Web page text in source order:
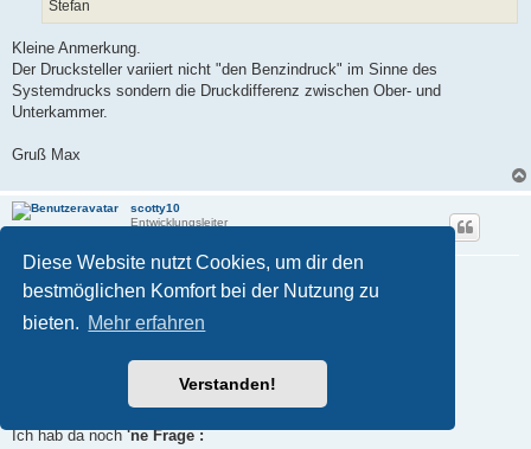
Diese Website nutzt Cookies, um dir den
bestmöglichen Komfort bei der Nutzung zu
bieten. Mehr erfahren
Verstanden!
Stefan
Kleine Anmerkung.
Der Drucksteller variiert nicht "den Benzindruck" im Sinne des
Systemdrucks sondern die Druckdifferenz zwischen Ober- und
Unterkammer.
Gruß Max
scotty10
Entwicklungsleiter
Re: kuriose Startschwierigkeiten
B
i
06.03.2026, 23:19
Nabend Allerseits ,
meine Beschreibung noch
auseinander zu klamüser'n"...
Ich hab da noch'ne Frage :